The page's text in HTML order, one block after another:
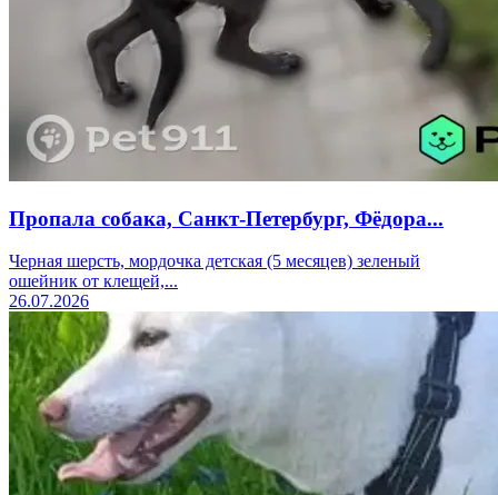
Пропала собака, Санкт-Петербург, Фёдора...
Черная шерсть, мордочка детская (5 месяцев) зеленый
ошейник от клещей,...
26.07.2026